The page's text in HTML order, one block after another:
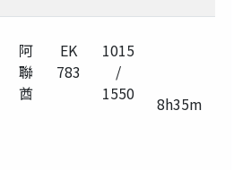
阿
聯
酋
EK
783
1015
/
1550
8h35m